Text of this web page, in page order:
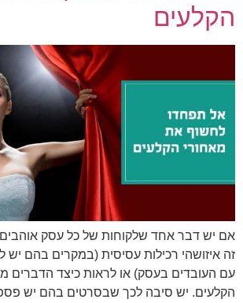
הקלעים
אם יש דבר אחד שלקוחות של כל עסק
זה איזושהי רכילות עסיסית (במקרים בהם יש
עם העובדים בעסק) או לראות כיצד הדברים
הקלעים. יש סיבה לכך שבסרטים בהם יש